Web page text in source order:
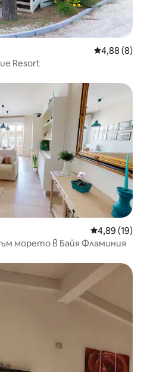
Средна
4,88 (8)
Resort
Средна
4,89 (19)
морето в Байя Фламиния